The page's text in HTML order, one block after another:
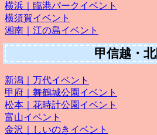
横浜｜臨港パークイベント
横須賀イベント
湘南｜江の島イベント
甲信越・
新潟｜万代イベント
甲府｜舞鶴城公園イベント
松本｜花時計公園イベント
富山イベント
金沢｜しいのきイベント